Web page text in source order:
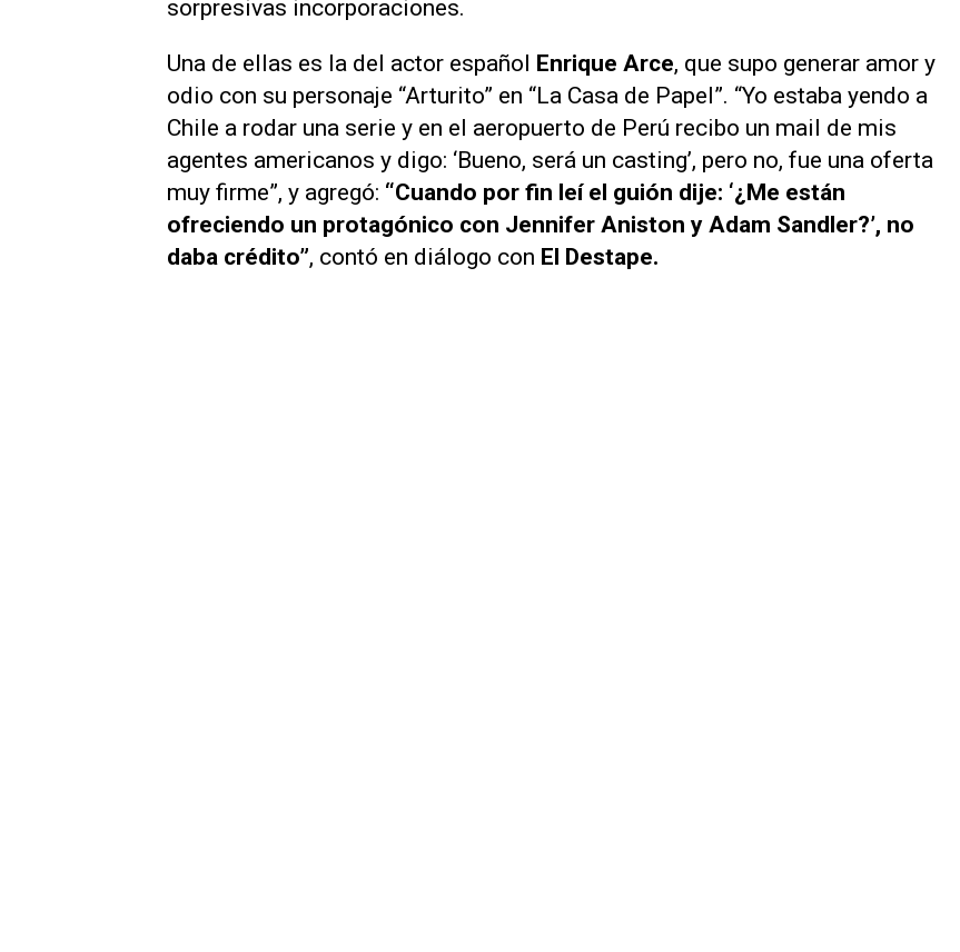
sorpresivas incorporaciones.
Una de ellas es la del actor español Enrique Arce, que supo generar amor y
odio con su personaje “Arturito” en “La Casa de Papel”. “Yo estaba yendo a
Chile a rodar una serie y en el aeropuerto de Perú recibo un mail de mis
agentes americanos y digo: ‘Bueno, será un casting’, pero no, fue una oferta
muy firme”, y agregó: “Cuando por fin leí el guión dije: ‘¿Me están
ofreciendo un protagónico con Jennifer Aniston y Adam Sandler?’, no
daba crédito”, contó en diálogo con El Destape.